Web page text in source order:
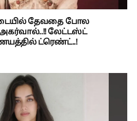
தேவதை போல
லேட்டஸ்ட்
ட்ரெண்ட்..!